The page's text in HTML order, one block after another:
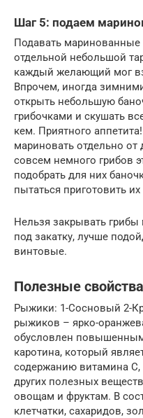
Шаг 5: подаем
Подавать
отдельной небольшой
каждый желающий мог
Впрочем, иногда
открыть небольшую
грибочками и скушать
кем. Приятного
мариновать отдельно от
совсем немного грибов
подобрать для них
пытаться приготовить
Нельзя закрывать
под закатку, лучше
винтовые.
Полезные
Рыжики: 1-Сосновый 2-
рыжиков – ярко-
обусловлен
каротина, который
содержанию витамина
других полезных
овощам и фруктам. В
клетчатки, сахаридов,